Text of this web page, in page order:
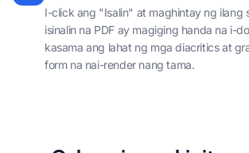
I-click ang "Isalin" at maghintay ng ilang
isinalin na PDF ay magiging handa na i-
kasama ang lahat ng mga diacritics at
form na nai-render nang tama.